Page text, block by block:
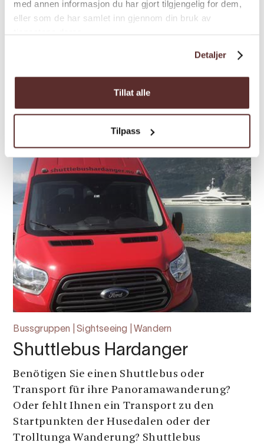
med annen informasjon du har gjort tilgjengelig for dem,
eller som de har samlet inn gjennom din bruk av
Detaljer
Tillat alle
Tilpass
Erleben Sie unvergessliche Abenteuer mit
Huskys beim Folgefonna Husky Camp –
Gletscher! Rasante Hundeschlittentouren,
Kuschelzeit mit Welpen...
Bussgruppen | Sightseeing | Wandern
Shuttlebus Hardanger
Benötigen Sie einen Shuttlebus oder
Transport für ihre Panoramawanderung?
Oder fehlt Ihnen ein Transport zu den
Startpunkten der Husedalen oder der
Trolltunga Wanderung? Shuttlebus